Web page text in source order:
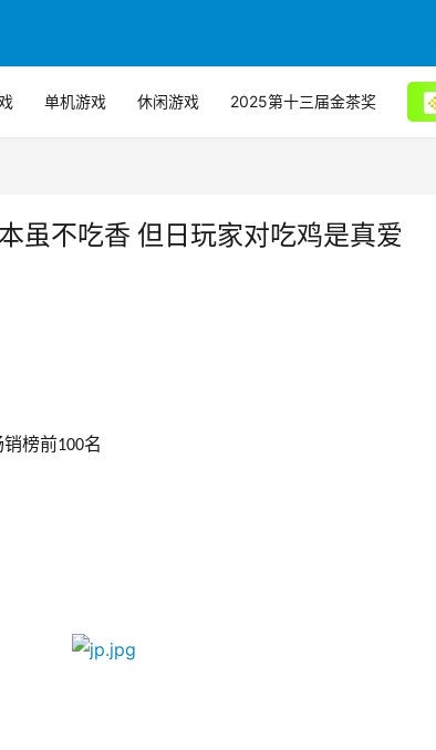
单机游戏 休闲游戏 2025第十三届金茶奖
虽不吃香 但日玩家对吃鸡是真爱
销榜前100名